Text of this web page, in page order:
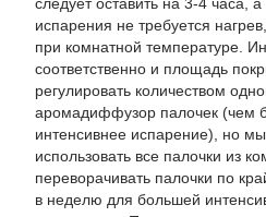
испарения не требуется
при комнатной температуре.
соответственно и площадь
регулировать количеством
аромадиффузор палочек (чем
интенсивнее испарение), но
использовать все палочки из
переворачивать палочки по
в неделю для большей